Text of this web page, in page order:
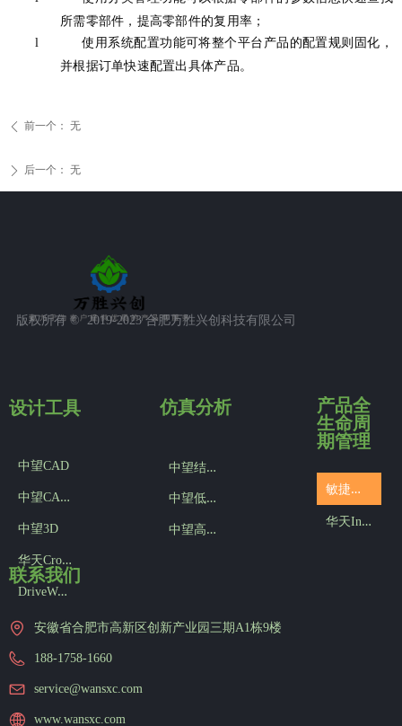
ꄴ 前一个： 无
ꄲ 后一个： 无
所需零部件，提高零部件的复用率；
l
使用系统配置功能可将整个平台产品的配置规则固化，
并根据订单快速配置出具体产品。
版权所有 ©  2019-2023 合肥万胜兴创科技有限公司
设计工具
中望CAD
中
望CAD机械版
中望3D
华
天CrownCAD
D
riveWorks参数化设计
中
望结构仿真
中
望低频电磁仿真
中
望高频电磁仿真
仿真分析
敏
捷版产品数据管理SMART PDM
华
天InforCenter PLM
产品全
生命周
期管理
联系我们
安徽省合肥市高新区创新产业园三期A1栋9楼
188-1758-1660
service@wansxc.com
www.wansxc.com